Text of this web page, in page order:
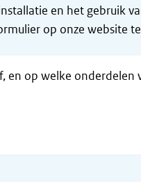
en het gebruik
op onze website
en op welke